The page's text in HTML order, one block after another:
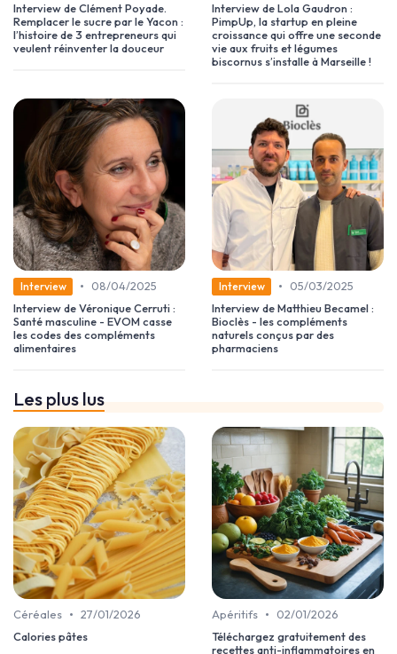
Interview de Clément Poyade.
Remplacer le sucre par le Yacon :
l’histoire de 3 entrepreneurs qui
veulent réinventer la douceur
Interview de Lola Gaudron :
PimpUp, la startup en pleine
croissance qui offre une seconde
vie aux fruits et légumes
biscornus s’installe à Marseille !
Interview •
08/04/2025
Interview de Véronique Cerruti :
Santé masculine - EVOM casse
les codes des compléments
alimentaires
Interview •
05/03/2025
Interview de Matthieu Becamel :
Bioclès - les compléments
naturels conçus par des
pharmaciens
Les plus lus
Céréales • 27/01/2026
Calories pâtes
Apéritifs •
02/01/2026
Téléchargez gratuitement des
recettes anti-inflammatoires en